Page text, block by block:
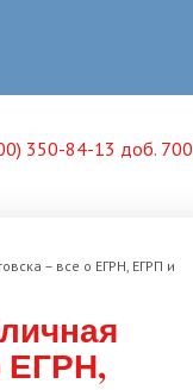
350-84-13 доб. 700
– все о ЕГРН, ЕГРП и
ЕГРН,